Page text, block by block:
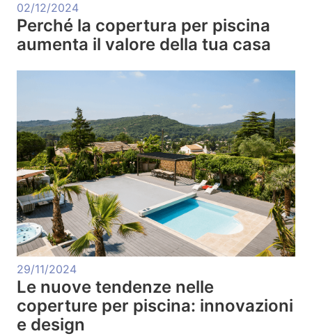
02/12/2024
Perché la copertura per piscina
aumenta il valore della tua casa
29/11/2024
Le nuove tendenze nelle
coperture per piscina: innovazioni
e design